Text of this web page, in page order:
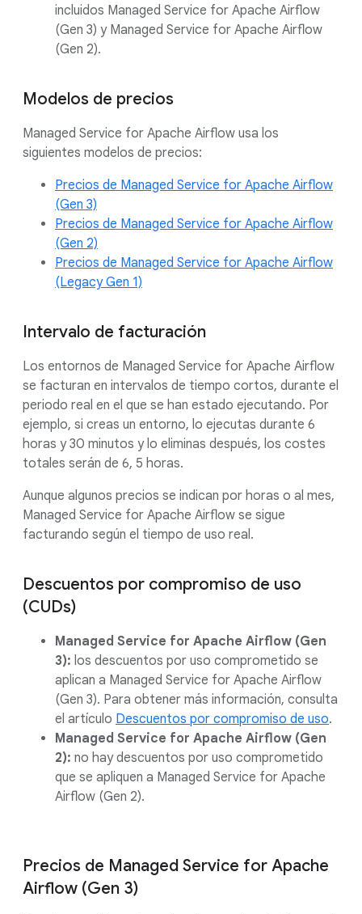
incluidos Managed Service for Apache Airflow
(Gen 3) y Managed Service for Apache Airflow
(Gen 2).
Modelos de precios
Managed Service for Apache Airflow usa los
siguientes modelos de precios:
Precios de Managed Service for Apache Airflow
(Gen 3)
Precios de Managed Service for Apache Airflow
(Gen 2)
Precios de Managed Service for Apache Airflow
(Legacy Gen 1)
Intervalo de facturación
Los entornos de Managed Service for Apache Airflow
se facturan en intervalos de tiempo cortos, durante el
periodo real en el que se han estado ejecutando. Por
ejemplo, si creas un entorno, lo ejecutas durante 6
horas y 30 minutos y lo eliminas después, los costes
totales serán de 6, 5 horas.
Aunque algunos precios se indican por horas o al mes,
Managed Service for Apache Airflow se sigue
facturando según el tiempo de uso real.
Descuentos por compromiso de uso
(CUDs)
Managed Service for Apache Airflow (Gen
3): los descuentos por uso comprometido se
aplican a Managed Service for Apache Airflow
(Gen 3). Para obtener más información, consulta
el artículo Descuentos por compromiso de uso.
Managed Service for Apache Airflow (Gen
2): no hay descuentos por uso comprometido
que se apliquen a Managed Service for Apache
Airflow (Gen 2).
Precios de Managed Service for Apache
Airflow (Gen 3)